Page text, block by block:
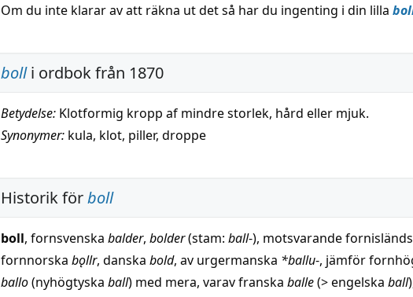
Om du inte klarar av att räkna ut det så har du ingenting i din lilla
bolli ordbok från 1870
Betydelse: Klotformig kropp af mindre storlek, hård eller mjuk.
Synonymer: kula, klot, piller, droppe
Historik förboll
boll, fornsvenska balder, bolder(stam: ball-), motsvarande
fornnorska bǫllr, danska bold, av urgermanska *ballu-, jämför
ballo(nyhögtyska ball) med mera, varav franska balle(> engelska ball